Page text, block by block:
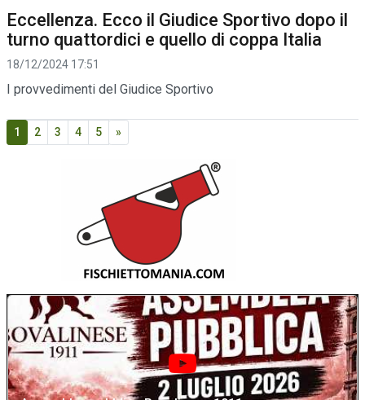
Eccellenza. Ecco il Giudice Sportivo dopo il
turno quattordici e quello di coppa Italia
18/12/2024 17:51
I provvedimenti del Giudice Sportivo
1 2 3 4 5 »